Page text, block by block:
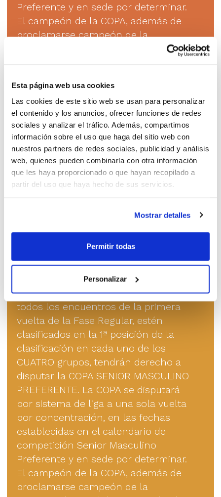
Esta página web usa cookies
Las cookies de este sitio web se usan para personalizar
el contenido y los anuncios, ofrecer funciones de redes
sociales y analizar el tráfico. Además, compartimos
información sobre el uso que haga del sitio web con
nuestros partners de redes sociales, publicidad y análisis
web, quienes pueden combinarla con otra información
que les haya proporcionado o que hayan recopilado a
partir del uso que haya hecho de sus servicios.
Mostrar detalles
Permitir todas
Personalizar
Preferente y en sede por determinar.
El campeón de la COPA, además de
proclamarse campeón de la
competición, tendrá garantizado el
finalización de la competición en su
grupo, ocupe una de las cuatro
primeras plazas de su grupo. En caso
de proclamarse campeón de COPA
un equipo que participe sin derecho a
ascenso o bien el campeón no ocupe
una de las cuatro primeras
posiciones en su grupo al final de la
trasladará al subcampeón de la COPA
plaza de ascenso quedará sin
Júnior Femení
Los equipos que, tras la disputa de
todos los encuentros de la primera
vuelta de la Fase Regular, estén
clasificados en la 1ª posición de la
clasificación en cada uno de los
CUATRO grupos, tendrán derecho a
disputar la COPA SENIOR MASCULINO
PREFERENTE. La COPA se disputará
por sistema de liga a una sola vuelta
por concentración, en las fechas
establecidas en el calendario de
competición Senior Masculino
Preferente y en sede por determinar.
El campeón de la COPA, además de
proclamarse campeón de la